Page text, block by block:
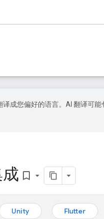
译成您偏好的语言。AI 翻译可能
bookmark_border
Unity Flutter